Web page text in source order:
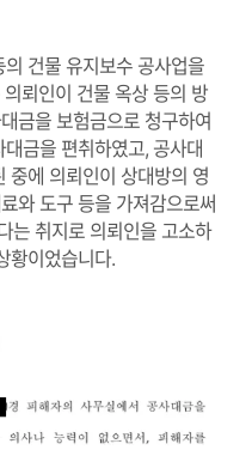
건물 유지보수 공사업을
의뢰인이 건물 옥상 등의 방
금을 보험금으로 청구하여
금을 편취하였고, 공사대
중에 의뢰인이 상대방의 영
와 도구 등을 가져감으로써
는 취지로 의뢰인을 고소하
황이었습니다.